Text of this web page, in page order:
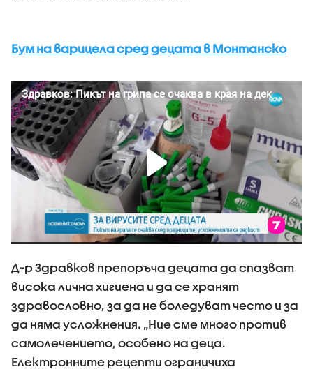
Бум на варицела сред децата в Монтанско
Д-р Здравков препоръча децата да спазват
висока лична хигиена и да се хранят
здравословно, за да не боледуват често и за
да няма усложнения. „Ние сме много против
самолечението, особено на деца.
Електронните рецепти ограничиха